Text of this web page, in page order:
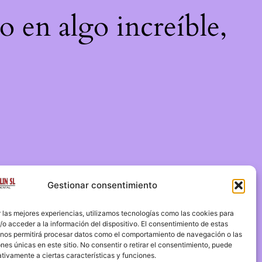
Gestionar consentimiento
las mejores experiencias, utilizamos tecnologías como las cookies para
o acceder a la información del dispositivo. El consentimiento de estas
permitirá procesar datos como el comportamiento de navegación o las
únicas en este sitio. No consentir o retirar el consentimiento, puede
a ciertas características y funciones.
en algo increíble,